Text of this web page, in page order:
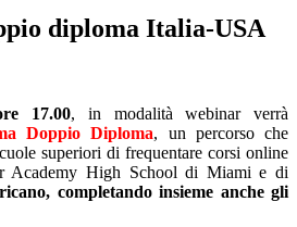
diploma Italia-USA
17.00, in modalità webinar verrà
Doppio Diploma, un percorso che
superiori di frequentare corsi online
Academy High School di Miami e di
completando insieme anche gli